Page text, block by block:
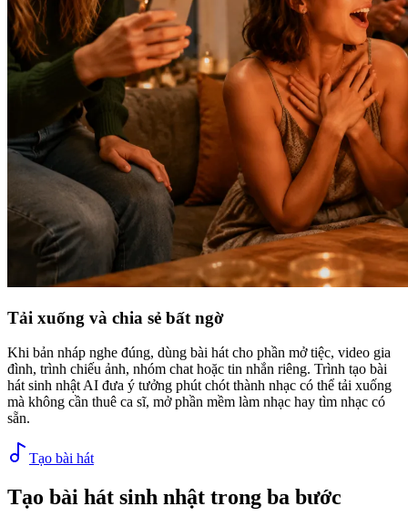
Tải xuống và chia sẻ bất ngờ
Khi bản nháp nghe đúng, dùng bài hát cho phần mở tiệc, video gia
đình, trình chiếu ảnh, nhóm chat hoặc tin nhắn riêng. Trình tạo bài
hát sinh nhật AI đưa ý tưởng phút chót thành nhạc có thể tải xuống
mà không cần thuê ca sĩ, mở phần mềm làm nhạc hay tìm nhạc có
sẵn.
Tạo bài hát
Tạo bài hát sinh nhật trong ba bước